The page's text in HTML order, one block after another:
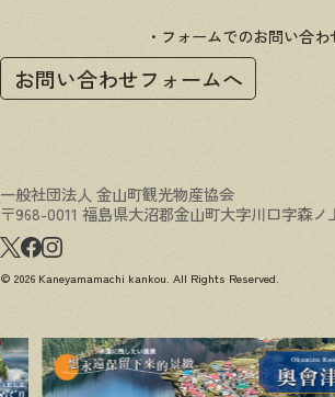
フォームでのお問い合わ
お問い合わせフォームへ
一般社団法人 金山町観光物産協会
〒968-0011 福島県大沼郡金山町大字川口字森ノ
© 2026 Kaneyamamachi kankou. All Rights Reserved.